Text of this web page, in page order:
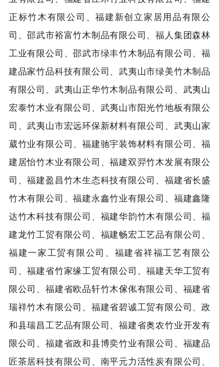
正标竹木有限公司、福建新创立家居用品有限公
司、邵武市裕富竹木制品有限公司、福人集团森林
工业有限公司、邵武市绿丰竹木制品有限公司、福
建品家竹品科技有限公司、武夷山市绿美竹木制品
有限公司、武夷山正华竹木制品有限公司、武夷山
宏泰竹木业有限公司、武夷山市阳光竹地板有限公
司、武夷山市宏远环保新材料有限公司、武夷山家
葳竹业有限公司、福建驰宇装饰材料有限公司、福
建居怡竹木业有限公司、福建双羿竹木发展有限公
司、福建盈昌竹木生态科技有限公司、福建省长盛
竹木有限公司、福建永鑫竹业有限公司、福建鑫隆
达竹木科技有限公司、福建华韵竹木有限公司、福
建龙竹工贸有限公司、福建畅宏工艺品有限公司、
福建一家工贸有限公司、福建省祥福工艺有限公
司、福建省竹家缘工贸有限公司、福建天华工贸有
限公司、福建省欧品轩竹木傢俬有限公司、福建省
瑞祥竹木有限公司、福建省碧诚工贸有限公司、政
和县瑞昌工艺品有限公司、福建省奥农竹业开发有
限公司、福建省政和县博奕竹业有限公司、福建品
匠茶居科技有限公司、南平元力活性炭有限公司、